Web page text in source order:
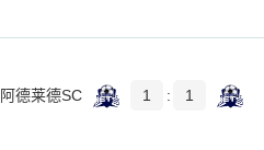
阿德莱德SC 1 : 1